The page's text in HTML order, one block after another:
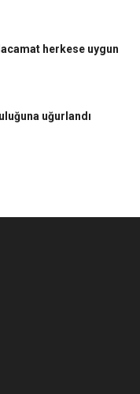
herkese uygun
uğurlandı